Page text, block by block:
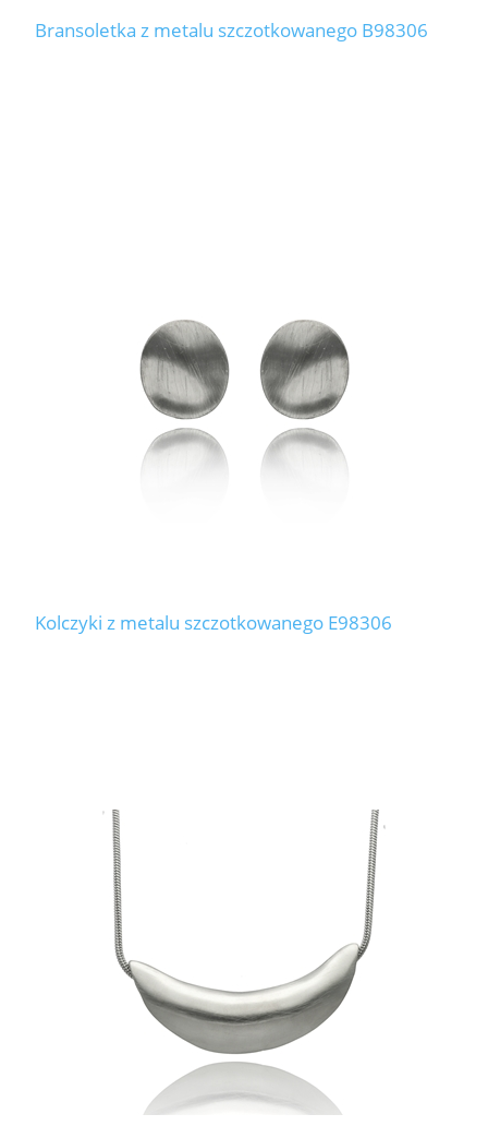
Bransoletka z metalu szczotkowanego B98306
Kolczyki z metalu szczotkowanego E98306